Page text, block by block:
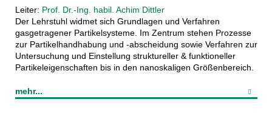
Leiter: Prof. Dr.-Ing. habil. Achim Dittler
Der Lehrstuhl widmet sich Grundlagen und Verfahren
gasgetragener Partikelsysteme. Im Zentrum stehen Prozesse
zur Partikelhandhabung und -abscheidung sowie Verfahren zur
Untersuchung und Einstellung struktureller & funktioneller
Partikeleigenschaften bis in den nanoskaligen Größenbereich.
mehr...